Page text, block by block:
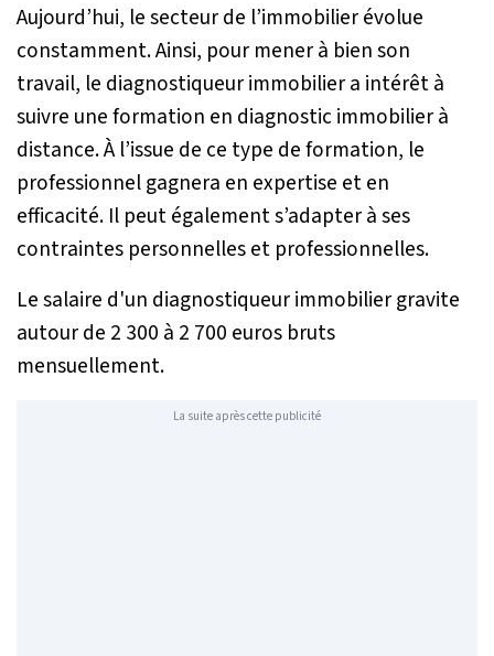
Aujourd’hui, le secteur de l’immobilier évolue
constamment. Ainsi, pour mener à bien son
travail, le diagnostiqueur immobilier a intérêt à
suivre une formation en diagnostic immobilier à
distance. À l’issue de ce type de formation, le
professionnel gagnera en expertise et en
efficacité. Il peut également s’adapter à ses
contraintes personnelles et professionnelles.
Le salaire d'un diagnostiqueur immobilier gravite
autour de 2 300 à 2 700 euros bruts
mensuellement.
La suite après cette publicité